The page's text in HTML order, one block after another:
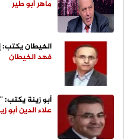
ماهر أبو طير
الخيطان
فهد الخيطان
أبو زينة يكتب:
علاء الدين أبو